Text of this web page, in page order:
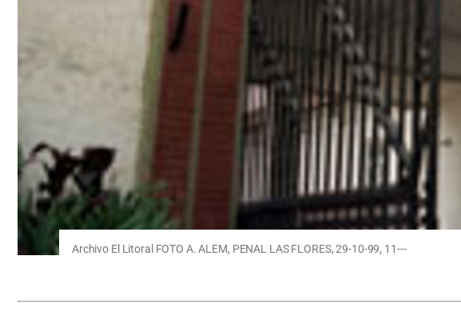
Archivo El Litoral FOTO A. ALEM, PENAL LAS FLORES, 29-10-99, 11---